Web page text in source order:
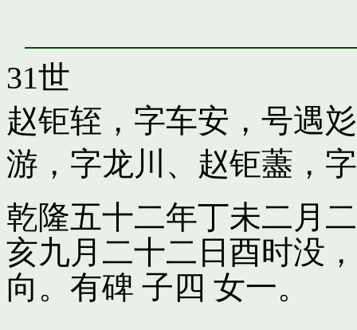
31世
赵钜轾，字车安，号遇彣
游，字龙川 、 赵钜藎，
乾隆五十二年丁未二月
亥九月二十二日酉时没
向。有碑 子四 女一。